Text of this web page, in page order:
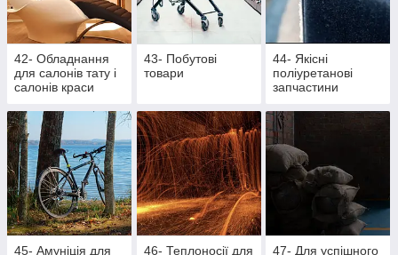
42- Обладнання
для салонів тату і
салонів краси
43- Побутові
товари
44- Якісні
поліуретанові
запчастини
45- Амуніція для
46- Теплоносії для
47- Для успішного